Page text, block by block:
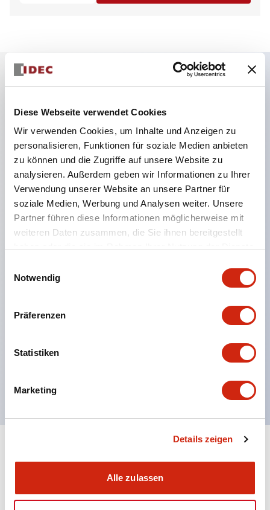
Diese Webseite verwendet Cookies
Wir verwenden Cookies, um Inhalte und Anzeigen zu
personalisieren, Funktionen für soziale Medien anbieten
zu können und die Zugriffe auf unsere Website zu
analysieren. Außerdem geben wir Informationen zu Ihrer
Verwendung unserer Website an unsere Partner für
soziale Medien, Werbung und Analysen weiter. Unsere
Partner führen diese Informationen möglicherweise mit
weiteren Daten zusammen, die Sie ihnen bereitgestellt
Notwendig
Präferenzen
Statistiken
Marketing
Details zeigen
Alle zulassen
Kombinieren Sie mehrere Kontrollleuchten und
Drucktasten in einer einzigen Schalttafelaussparung
LED- oder Glühlampenbeleuchtung
6V
12V
oder 24V AC/DC 120V oder 240V AC
Bis zu 200 Fenster (10 Reihen mal 20 Spalten)
Verschiedene Fenstergrößen und Drucktasten
können in nahezu jeder Kombination kombiniert
Mehrschichtige Linsenkonstruktion ermöglicht
Dokumente und Dateien
Genehmigungen & Standards